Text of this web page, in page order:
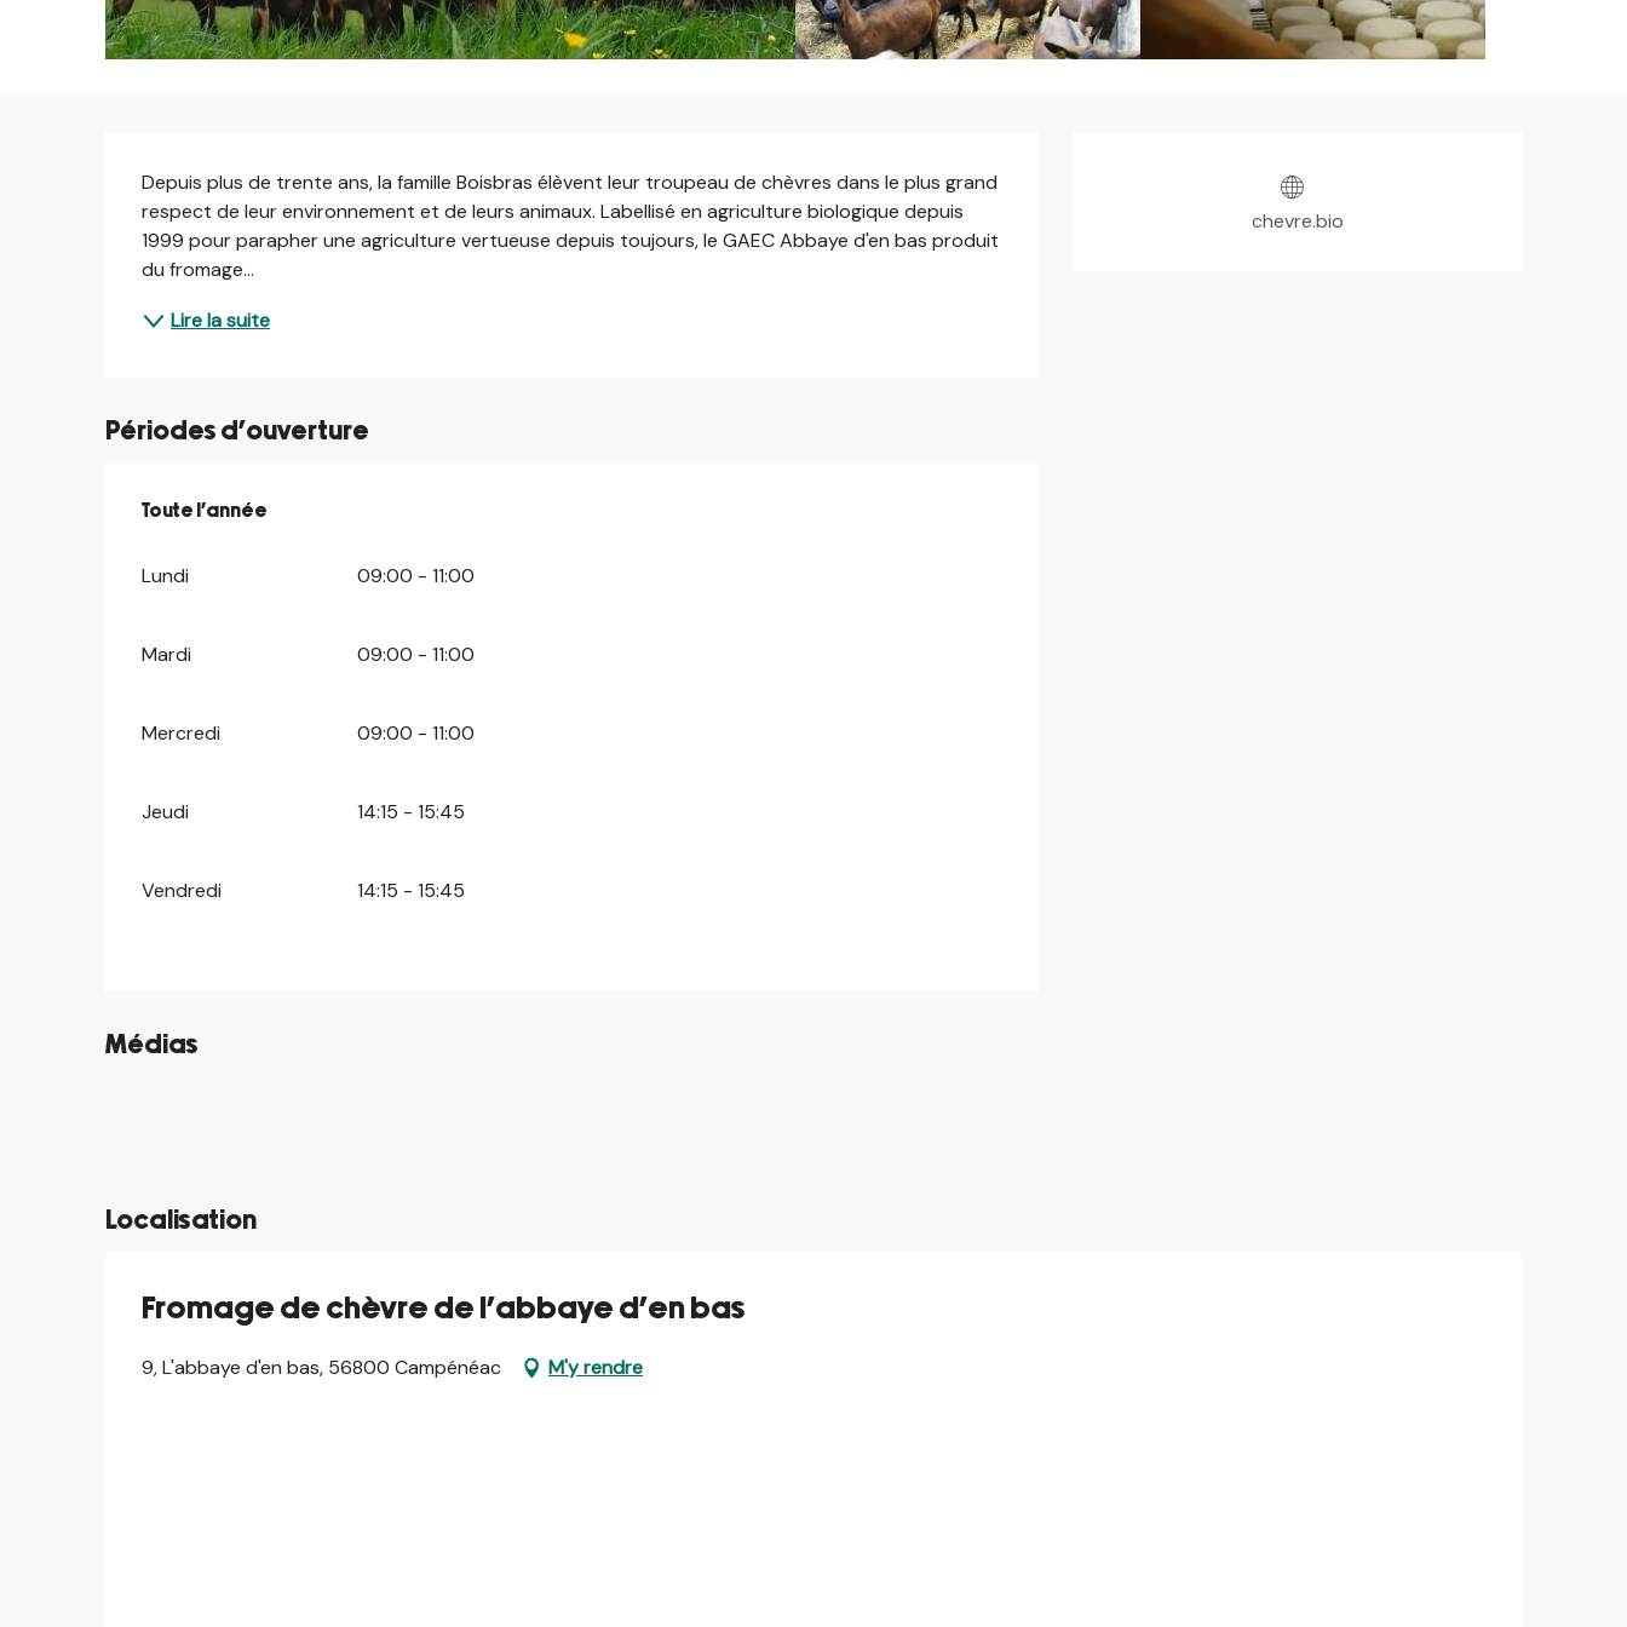
chevre.bio
Depuis plus de trente ans, la famille Boisbras élèvent leur troupeau de chèvres dans le plus grand
respect de leur environnement et de leurs animaux. Labellisé en agriculture biologique depuis
1999 pour parapher une agriculture vertueuse depuis toujours, le GAEC Abbaye d'en bas produit
du fromage...
Lire la suite
Périodes d'ouverture
Toute l'année
Toute l'année
Lundi 09:00 - 11:00
Mardi 09:00 - 11:00
Mercredi 09:00 - 11:00
Jeudi 14:15 - 15:45
Vendredi 14:15 - 15:45
Médias
©
Localisation
Fromage de chèvre de l'abbaye d'en bas
9, L'abbaye d'en bas, 56800 Campénéac M'y rendre